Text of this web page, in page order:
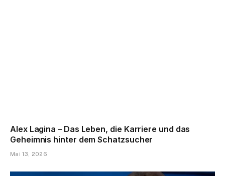
Alex Lagina – Das Leben, die Karriere und das
Geheimnis hinter dem Schatzsucher
Mai 13, 2026